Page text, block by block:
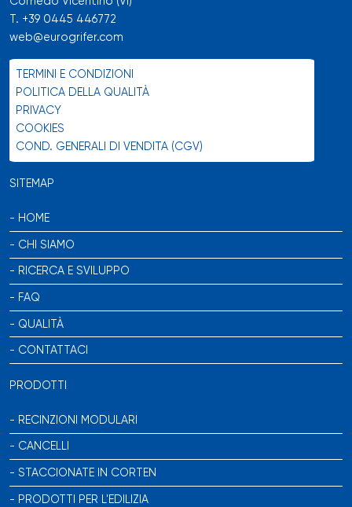
T. +39 0445 446772
web@eurogrifer.com
TERMINI E CONDIZIONI
POLITICA DELLA QUALITÀ
PRIVACY
COOKIES
COND. GENERALI DI VENDITA (CGV)
SITEMAP
HOME
CHI SIAMO
RICERCA E SVILUPPO
FAQ
QUALITÀ
CONTATTACI
PRODOTTI
RECINZIONI MODULARI
CANCELLI
STACCIONATE IN CORTEN
PRODOTTI PER L'EDILIZIA